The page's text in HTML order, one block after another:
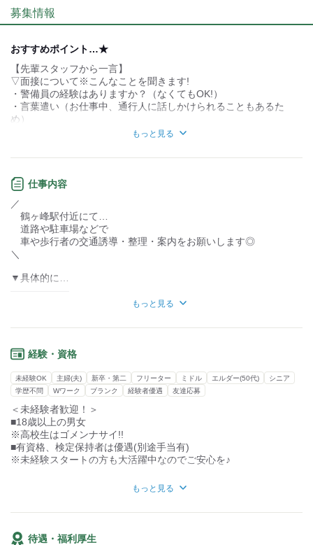
個性が生かせる
デスクワーク
お客様との対話が
少ない
力仕事が少ない 力仕事が多い
募集情報
おすすめポイント…★
【先輩スタッフから一言】
▽面接について※こんなことを聞きます!
・警備員の経験はありますか？（なくてもOK!）
・言葉遣い（お仕事中、通行人に話しかけられることもあるた
め）
すぐに馴染めちゃうから
現場が終わったあとに、みんなで飲みに行くことも♪
30歳くらい離れてたりするんですよ！(笑)
いろいろな世代の話を聞くのは楽しいです！
【服装について】
■制服貸与あり
【アピールポイント】==================
#勤務地も多数で、自宅から近い勤務地を選べる！
#月4万円で寮にも住める！
#給与前払いOK！
ご応募お待ちしております◎
もっと見る
仕事内容
／
鶴ヶ峰駅付近にて…
道路や駐車場などで
車や歩行者の交通誘導・整理・案内をお願いします◎
＼
▼具体的に…
現場で交通誘導をしていると、
""お足元気をつけてください""って
ちょっとの気遣いをしたり…
""こんにちわ～""って
あいさつをしたり…
こんなことが中心のオシゴト。
警備って難しそうと思われがちですが
挨拶や声掛けができれば
しっかり研修を行うのでご安心を。
アナタの都合に合わせて働くことができるので、安心♪
もっと見る
経験・資格
未経験OK 主婦(夫) 新卒・第二 フリーター ミドル エルダー(50代)
シニア
学歴不問
Wワーク ブランク 経験者優遇 友達応募
＜未経験者歓迎！＞
■18歳以上の男女
※高校生はゴメンナサイ!!
■有資格、検定保持者は優遇(別途手当有)
※未経験スタートの方も大活躍中なのでご安心を♪
◎男性・女性・若手・ベテランなどなど･･･
300人規模のスタッフが年齢層幅広く活躍中！
もっと見る
待遇・福利厚生